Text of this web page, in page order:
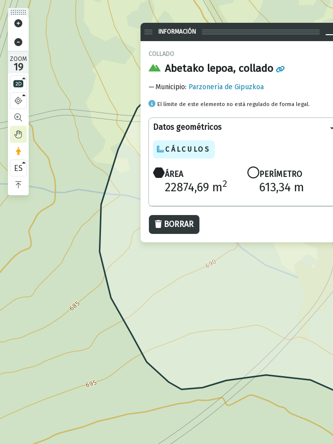
ZOOM
19
ES
INFORMACIÓN
COLLADO
Abetako lepoa, collado
Municipio: Parzonería de Gipuzkoa
El límite de este elemento no está regulado de forma legal.
Datos geométricos
CÁLCULOS
ÁREA
22874,69 m2
PERÍMETRO
613,34 m
BORRAR